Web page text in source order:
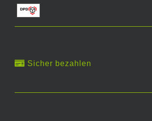
Sicher bezahlen